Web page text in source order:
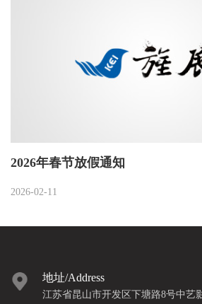
2026年春节放假通知
2026-02-11
地址/Address
江苏省昆山市开发区下塘路8号中艺